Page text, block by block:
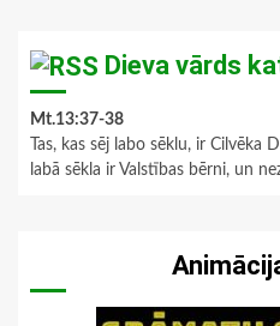
Dieva vārds
Mt.13:37-38
Tas, kas sēj labo sēklu, ir Cilvēka
labā sēkla ir Valstības bērni, un